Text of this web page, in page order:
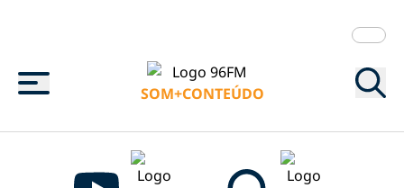
Menu
SOM+CONTEÚDO